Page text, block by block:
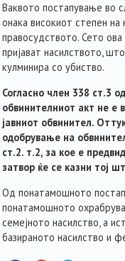
Ваквото постапување во
онака високиот степен
правосудството. Сето
пријават насилството,
кулминира со убиство.
Согласно член 338 ст.3
обвинителниот акт не е
јавниот обвинител.
одобрување на
ст.2. т.2, за кое е
затвор ќе се казни тој
Од понатамошното
понатамошното
семејното насилство, а
базираното насилство и